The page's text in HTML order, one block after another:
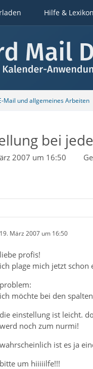
Hilfe & Lexikon
Mail und allgemeines Arbeiten
bei
2007 um 16:50
19. März 2007 um 16:50
liebe profis!
ich plage mich jetzt
problem:
ich möchte bei den
die einstellung ist leicht.
werd noch zum nurmi!
wahrscheinlich ist es ja
bitte um hiiiiilfe!!!